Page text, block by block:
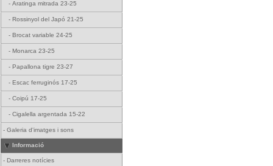
- Aratinga mitrada 23-25
- Rossinyol del Japó 21-25
- Brocat variable 24-25
- Monarca 23-25
- Papallona tigre 23-27
- Escac ferruginós 17-25
- Coipú 17-25
- Cigalella argentada 15-22
- Galeria d'imatges i sons
Informació
- Darreres notícies